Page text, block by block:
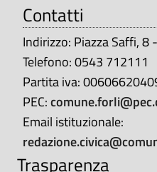
Contatti
Indirizzo: Piazza Saffi, 8
Telefono: 0543 712111
Partita iva:
PEC:
Email istituzionale:
Trasparenza